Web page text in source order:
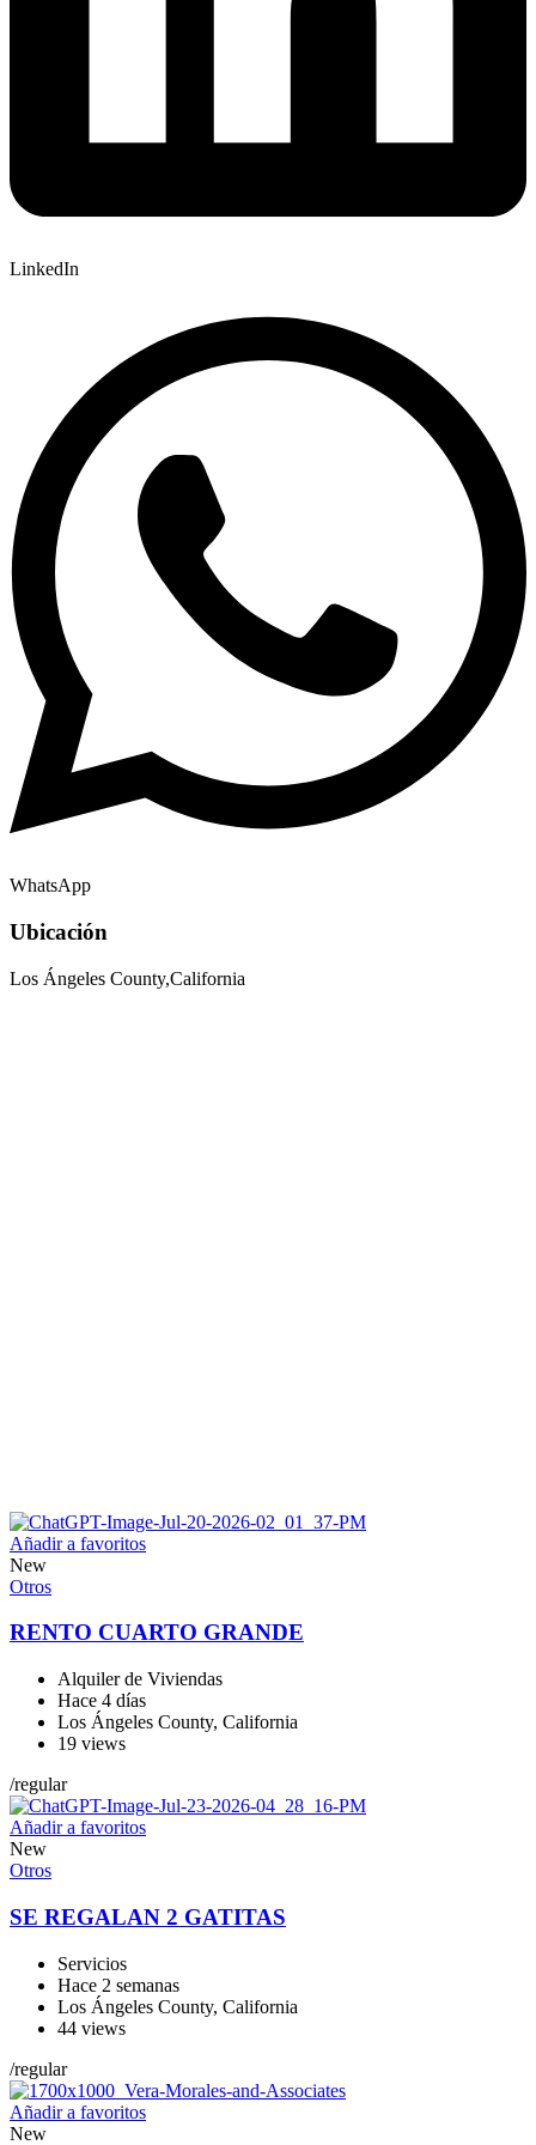
LinkedIn
WhatsApp
Ubicación
Los Ángeles County,California
Añadir a favoritos
New
Otros
RENTO CUARTO GRANDE
Alquiler de Viviendas
Hace 4 días
Los Ángeles County, California
19 views
/regular
Añadir a favoritos
New
Otros
SE REGALAN 2 GATITAS
Servicios
Hace 2 semanas
Los Ángeles County, California
44 views
/regular
Añadir a favoritos
New